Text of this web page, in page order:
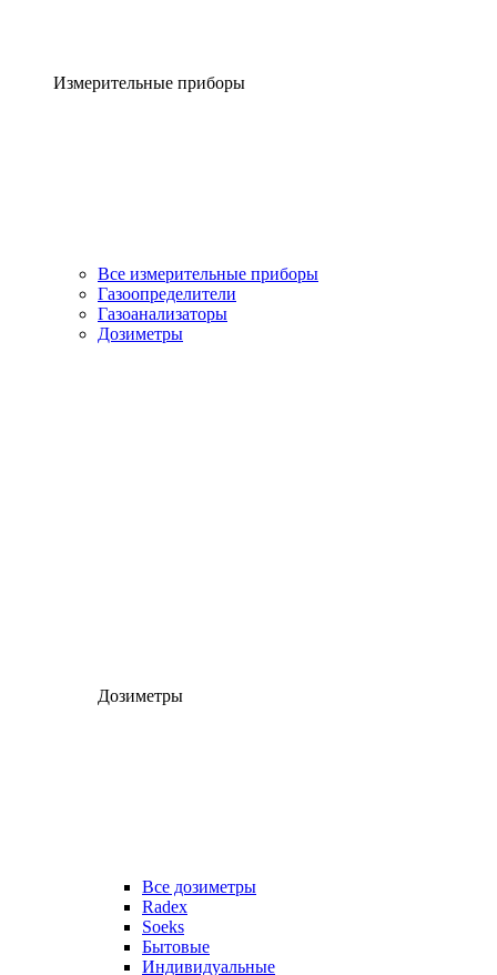
Измерительные приборы
Все измерительные приборы
Газоопределители
Газоанализаторы
Дозиметры
Дозиметры
Все дозиметры
Radex
Soeks
Бытовые
Индивидуальные